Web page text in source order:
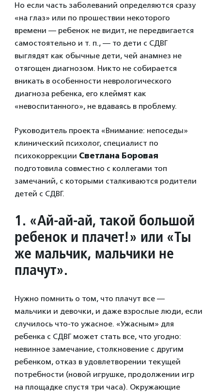
Но если часть заболеваний определяются сразу
«на глаз» или по прошествии некоторого
времени — ребенок не видит, не передвигается
самостоятельно и т. п., — то дети с СДВГ
выглядят как обычные дети, чей анамнез не
отягощен диагнозом. Никто не собирается
вникать в особенности неврологического
диагноза ребенка, его клеймят как
«невоспитанного», не вдаваясь в проблему.
Руководитель проекта «Внимание: непоседы»
клинический психолог, специалист по
психокоррекции Светлана Боровая
подготовила совместно с коллегами топ
замечаний, с которыми сталкиваются родители
детей с СДВГ.
1. «Ай-ай-ай, такой большой
ребенок и плачет!» или «Ты
же мальчик, мальчики не
плачут».
Нужно помнить о том, что плачут все —
мальчики и девочки, и даже взрослые люди, если
случилось что-то ужасное. «Ужасным» для
ребенка с СДВГ может стать все, что угодно:
невинное замечание, столкновение с другим
ребенком, отказ в удовлетворении текущей
потребности (новой игрушке, продолжении игр
на площадке спустя три часа). Окружающие